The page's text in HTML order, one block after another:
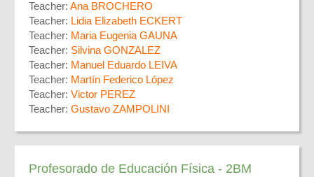
Teacher: Ana BROCHERO
Teacher: Lidia Elizabeth ECKERT
Teacher: Maria Eugenia GAUNA
Teacher: Silvina GONZALEZ
Teacher: Manuel Eduardo LEIVA
Teacher: Martín Federico López
Teacher: Victor PEREZ
Teacher: Gustavo ZAMPOLINI
Profesorado de Educación Física - 2BM